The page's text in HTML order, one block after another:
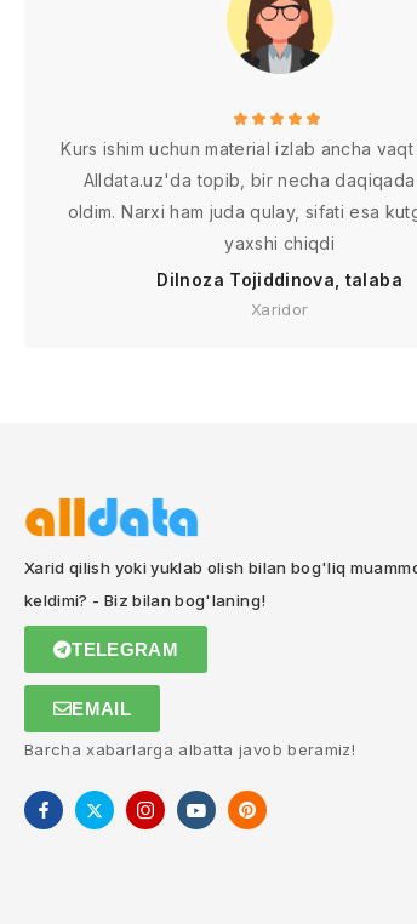
Kurs ishim uchun material izlab ancha vaqt
Alldata.uz'da topib, bir necha
oldim. Narxi ham juda qulay, sifati esa
yaxshi chiqdi
Dilnoza Tojiddinova, talaba
Xaridor
Xarid qilish yoki yuklab olish bilan bog'liq
keldimi? - Biz bilan bog'laning!
TELEGRAM
EMAIL
Barcha xabarlarga albatta javob beramiz!